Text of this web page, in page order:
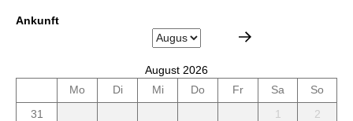
Ankunft
August 2026
Mo
Di Mi Do Fr Sa
So
31
1
2